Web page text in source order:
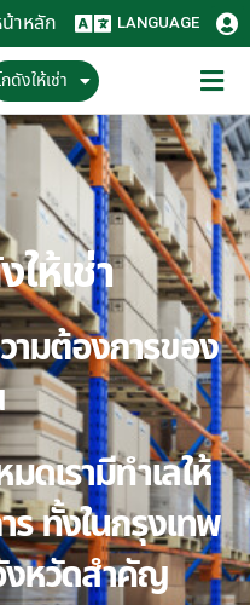
าหลัก LANGUAGE
กดังให้เช่า
ห้เช่า
ามต้องการของ
ดเรามีทำเลให้
ร ทั้งในกรุงเทพ
หวัดสำคัญ